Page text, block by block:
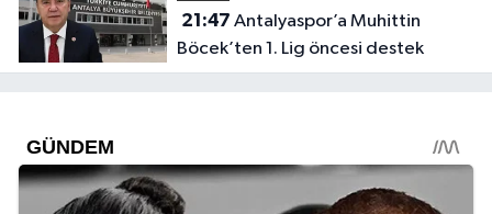
21:47
Böcek’ten 1. Lig öncesi destek